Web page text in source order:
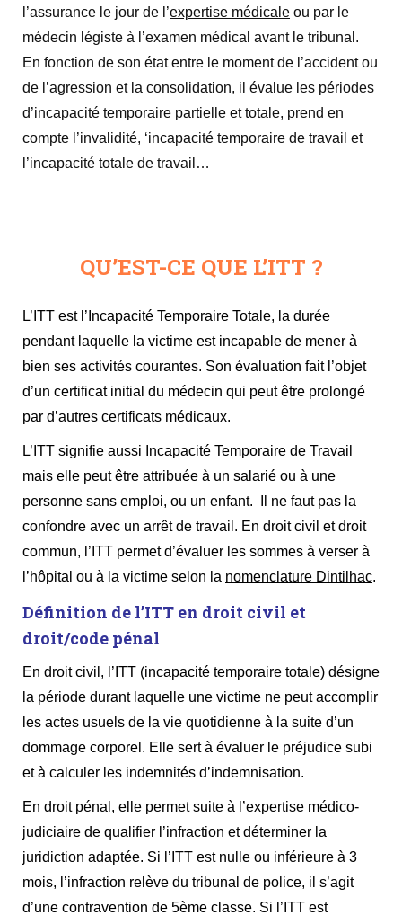
l’assurance le jour de l’expertise médicale ou par le
médecin légiste à l’examen médical avant le tribunal.
En fonction de son état entre le moment de l’accident ou
de l’agression et la consolidation, il évalue les périodes
d’incapacité temporaire partielle et totale, prend en
compte l’invalidité, ‘incapacité temporaire de travail et
l’incapacité totale de travail…
QU’EST-CE QUE L’ITT ?
L’ITT est l’Incapacité Temporaire Totale, la durée
pendant laquelle la victime est incapable de mener à
bien ses activités courantes. Son évaluation fait l’objet
d’un certificat initial du médecin qui peut être prolongé
par d’autres certificats médicaux.
L’ITT signifie aussi Incapacité Temporaire de Travail
mais elle peut être attribuée à un salarié ou à une
personne sans emploi, ou un enfant. Il ne faut pas la
confondre avec un arrêt de travail. En droit civil et droit
commun, l’ITT permet d’évaluer les sommes à verser à
l’hôpital ou à la victime selon la nomenclature Dintilhac.
Définition de l’ITT en droit civil et
droit/code pénal
En droit civil, l’ITT (incapacité temporaire totale) désigne
la période durant laquelle une victime ne peut accomplir
les actes usuels de la vie quotidienne à la suite d’un
dommage corporel. Elle sert à évaluer le préjudice subi
et à calculer les indemnités d’indemnisation.
En droit pénal, elle permet suite à l’expertise médico-
judiciaire de qualifier l’infraction et déterminer la
juridiction adaptée. Si l’ITT est nulle ou inférieure à 3
mois, l’infraction relève du tribunal de police, il s’agit
d’une contravention de 5ème classe. Si l’ITT est